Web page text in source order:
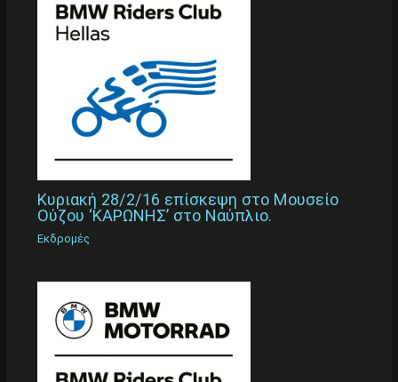
Κυριακή 28/2/16 επίσκεψη στο Μουσείο
Ούζου ‘ΚΑΡΩΝΗΣ’ στο Ναύπλιο.
Εκδρομές